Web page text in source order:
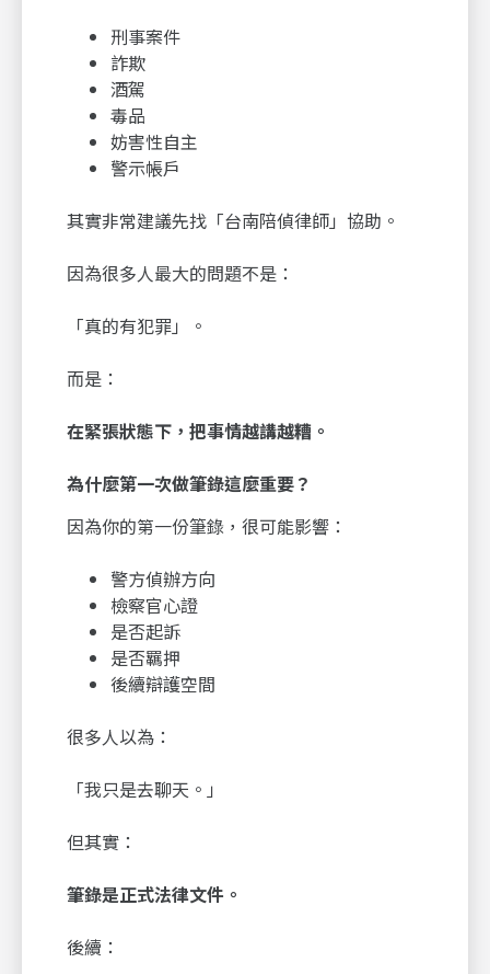
刑事案件
詐欺
酒駕
毒品
妨害性自主
警示帳戶
其實非常建議先找「台南陪偵律師」協助。
因為很多人最大的問題不是：
「真的有犯罪」。
而是：
在緊張狀態下，把事情越講越糟。
為什麼第一次做筆錄這麼重要？
因為你的第一份筆錄，很可能影響：
警方偵辦方向
檢察官心證
是否起訴
是否羈押
後續辯護空間
很多人以為：
「我只是去聊天。」
但其實：
筆錄是正式法律文件。
後續：